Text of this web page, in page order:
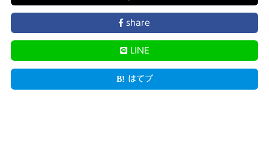
share
LINE
はてブ